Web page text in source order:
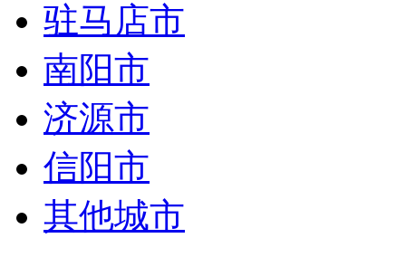
驻马店市
南阳市
济源市
信阳市
其他城市